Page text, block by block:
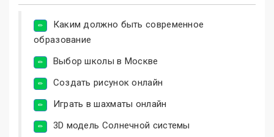
Каким должно быть современное
образование
Выбор школы в Москве
Создать рисунок онлайн
Играть в шахматы онлайн
3D модель Солнечной системы